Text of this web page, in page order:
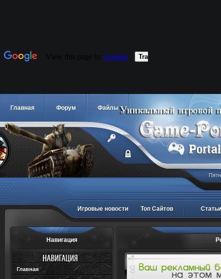
Главная Форум Файлы
Игровые новости Топ Сайтов Статьи
Навигация
Главная